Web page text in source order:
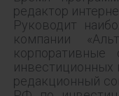
редактор
Руководит
компании
инвестиционных
редакционный